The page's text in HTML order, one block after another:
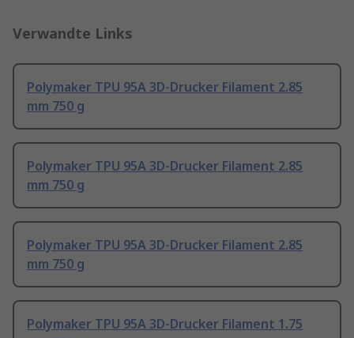
Verwandte Links
Polymaker TPU 95A 3D-Drucker Filament 2.85
mm 750 g
Polymaker TPU 95A 3D-Drucker Filament 2.85
mm 750 g
Polymaker TPU 95A 3D-Drucker Filament 2.85
mm 750 g
Polymaker TPU 95A 3D-Drucker Filament 1.75